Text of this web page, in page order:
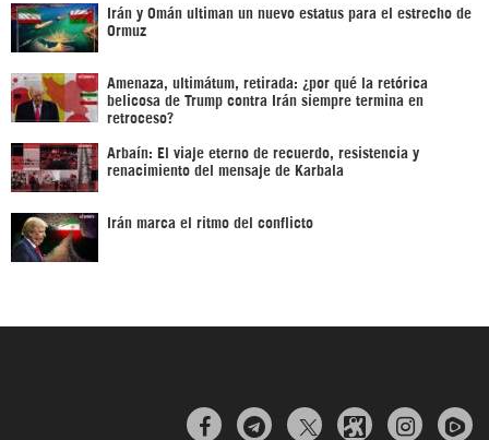
Irán y Omán ultiman un nuevo estatus para el estrecho de
Ormuz
Amenaza, ultimátum, retirada: ¿por qué la retórica
belicosa de Trump contra Irán siempre termina en
retroceso?
Arbaín: El viaje eterno de recuerdo, resistencia y
renacimiento del mensaje de Karbala
Irán marca el ritmo del conflicto
  